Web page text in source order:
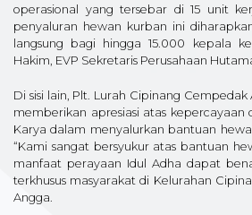
operasional yang tersebar di 15 unit
penyaluran hewan kurban ini
langsung bagi hingga 15.000 kepala
Hakim, EVP Sekretaris Perusahaan
Di sisi lain, Plt. Lurah Cipinang Cempedak
memberikan apresiasi atas kepercayaan
Karya dalam menyalurkan bantuan
“Kami sangat bersyukur atas bantuan
manfaat perayaan Idul Adha dapat
terkhusus masyarakat di Kelurahan
Angga.